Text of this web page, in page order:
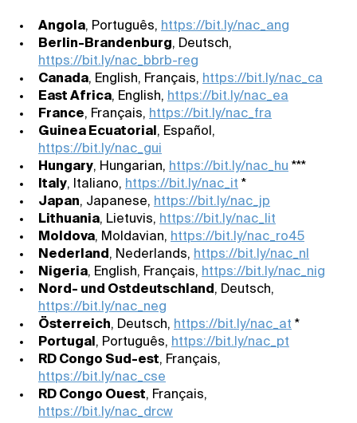
Angola, Português, https://bit.ly/nac_ang
Berlin-Brandenburg, Deutsch,
https://bit.ly/nac_bbrb-reg
Canada, English, Français, https://bit.ly/nac_ca
East Africa, English, https://bit.ly/nac_ea
France, Français, https://bit.ly/nac_fra
Guinea Ecuatorial, Español,
https://bit.ly/nac_gui
Hungary, Hungarian, https://bit.ly/nac_hu ***
Italy, Italiano, https://bit.ly/nac_it *
Japan, Japanese, https://bit.ly/nac_jp
Lithuania, Lietuvis, https://bit.ly/nac_lit
Moldova, Moldavian, https://bit.ly/nac_ro45
Nederland, Nederlands, https://bit.ly/nac_nl
Nigeria, English, Français, https://bit.ly/nac_nig
Nord- und Ostdeutschland, Deutsch,
https://bit.ly/nac_neg
Österreich, Deutsch, https://bit.ly/nac_at *
Portugal, Português, https://bit.ly/nac_pt
RD Congo Sud-est, Français,
https://bit.ly/nac_cse
RD Congo Ouest, Français,
https://bit.ly/nac_drcw